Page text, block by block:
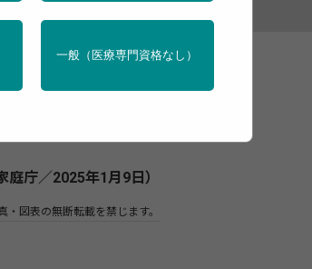
イドライン」を策定し
る事業者や従事者の
体像をお示しするもの
庭庁／2025年1月9日）
図表の無断転載を禁じます。
一般（医療専門資格なし）